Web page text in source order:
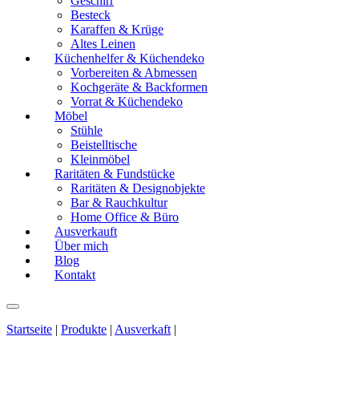
Besteck
Karaffen & Krüge
Altes Leinen
Küchenhelfer & Küchendeko
Vorbereiten & Abmessen
Kochgeräte & Backformen
Vorrat & Küchendeko
Möbel
Stühle
Beistelltische
Kleinmöbel
Raritäten & Fundstücke
Raritäten & Designobjekte
Bar & Rauchkultur
Home Office & Büro
Ausverkauft
Über mich
Blog
Kontakt
Startseite | Produkte | Ausverkaft |